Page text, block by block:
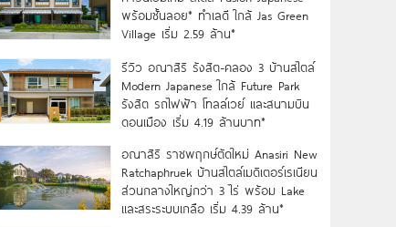
พร้อมชั้นลอย* ทำเลดี ใกล้ Jas Green
Village เริ่ม 2.59 ล้าน*
รีวิว อณาสิริ รังสิต-คลอง 3 บ้านสไตล์
Modern Japanese ใกล้ Future Park
รังสิต รถไฟฟ้า โทลล์เวย์ และสนามบิน
ดอนเมือง เริ่ม 4.19 ล้านบาท*
อณาสิริ ราชพฤกษ์ตัดใหม่ Anasiri New
Ratchaphruek บ้านสไตล์เมดิเตอร์เรเนียน
ส่วนกลางใหญ่กว่า 3 ไร่ พร้อม Lake
และสระระบบเกลือ เริ่ม 4.39 ล้าน*